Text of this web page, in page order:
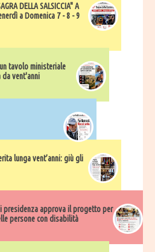
DELLA SALSICCIA" A
a Domenica 7 - 8 - 9
tavolo ministeriale
da vent'anni
lunga vent’anni: giù gli
presidenza approva il progetto per
persone con disabilità